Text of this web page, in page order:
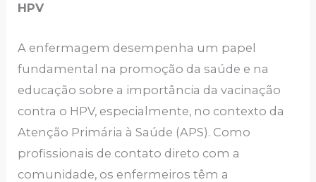
HPV
A enfermagem desempenha um papel
fundamental na promoção da saúde e na
educação sobre a importância da vacinação
contra o HPV, especialmente, no contexto da
Atenção Primária à Saúde (APS). Como
profissionais de contato direto com a
comunidade, os enfermeiros têm a